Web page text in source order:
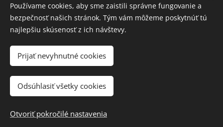
Používame cookies, aby sme zaistili správne fungovanie a
bezpečnosť našich stránok. Tým vám môžeme poskytnúť tú
najlepšiu skúsenosť z ich návštevy.
Prijať nevyhnutné cookies
Odsúhlasiť všetky cookies
Otvoriť pokročilé nastavenia